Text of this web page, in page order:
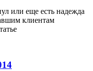
или еще есть надежда
клиентам